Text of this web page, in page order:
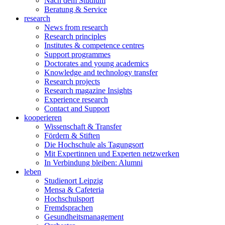
Beratung & Service
research
News from research
Research principles
Institutes & competence centres
Support programmes
Doctorates and young academics
Knowledge and technology transfer
Research projects
Research magazine Insights
Experience research
Contact and Support
kooperieren
Wissenschaft & Transfer
Fördern & Stiften
Die Hochschule als Tagungsort
Mit Expertinnen und Experten netzwerken
In Verbindung bleiben: Alumni
leben
Studienort Leipzig
Mensa & Cafeteria
Hochschulsport
Fremdsprachen
Gesundheitsmanagement